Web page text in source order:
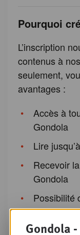
Pourquoi
L’inscription
contenus à
seulement,
avantages :
Accès à
Gondola
Lire
Recevoir
Gondola
Possibilité
de
de
Gondola